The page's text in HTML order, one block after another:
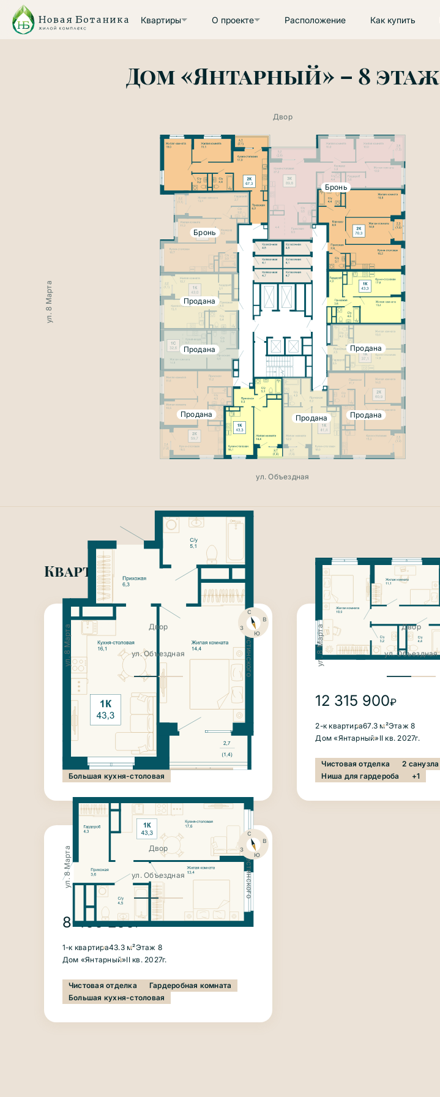
Квартиры О проекте Расположение Как купить
Дом «Янтарный» – 8 этаж
Двор
ул. Объездная
ул. 8 Марта
Продана
Продана
Продана
Продана
Продана
Продана
Бронь
Бронь
Квартиры в продаже
з
с
в
ю
Двор ул. Крестинского
ул. Объездная
ул. 8 Марта
8 400 200 ₽
1-к квартира43.3 м²
Этаж 8
Дом «Янтарный»
II кв. 2027г.
Чистовая отделка
Ниша для гардероба
Большая кухня-столовая
Двор
ул. Объездная
ул. 8 Марта
12 315 900₽
2-к квартира67.3 м²Этаж 8
Дом «Янтарный»II кв. 2027г.
Чистовая отделка
2 санузла
Ниша для гардероба
+1
з
с
в
ю
Двор ул. Крестинского
ул. Объездная
ул. 8 Марта
8 400 200₽
1-к квартира43.3 м²Этаж 8
Дом «Янтарный»II кв. 2027г.
Чистовая отделка
Гардеробная комната
Большая кухня-столовая